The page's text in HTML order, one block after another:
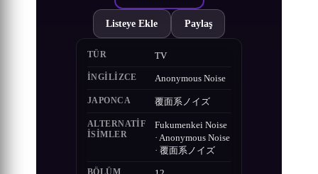
Listeye Ekle Paylaş
TÜR TV
İNGILIZCE Anonymous Noise
JAPONCA 覆面系ノイズ
ALTERNATIF
ISIMLER
Fukumenkei Noise
· Anonymous Noise
· 覆面系ノイズ
BÖLÜM